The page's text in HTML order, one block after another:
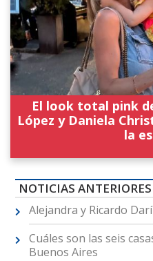
El look total pink
López y Daniela
la
NOTICIAS
Alejandra y Ricardo
Cuáles son las seis
Buenos Aires